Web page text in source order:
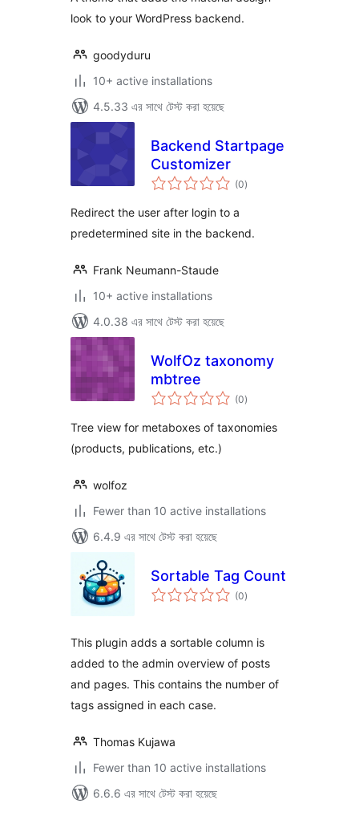
look to your WordPress backend.
goodyduru
10+ active installations
4.5.33 এর সাথে টেস্ট করা হয়েছে
Backend Startpage
Customizer
(0total
ratings
)
Redirect the user after login to a
predetermined site in the backend.
Frank Neumann-Staude
10+ active installations
4.0.38 এর সাথে টেস্ট করা হয়েছে
WolfOz taxonomy
mbtree
(0total
ratings
)
Tree view for metaboxes of taxonomies
(products, publications, etc.)
wolfoz
Fewer than 10 active installations
6.4.9 এর সাথে টেস্ট করা হয়েছে
Sortable Tag Count
(0total
ratings
)
This plugin adds a sortable column is
added to the admin overview of posts
and pages. This contains the number of
tags assigned in each case.
Thomas Kujawa
Fewer than 10 active installations
6.6.6 এর সাথে টেস্ট করা হয়েছে